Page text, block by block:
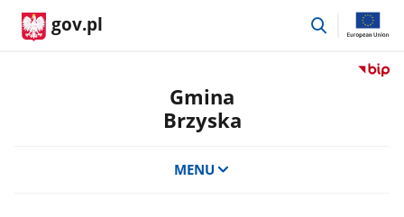
gov.pl
przejdź
Przejdź
Gmina
Brzyska
MENU